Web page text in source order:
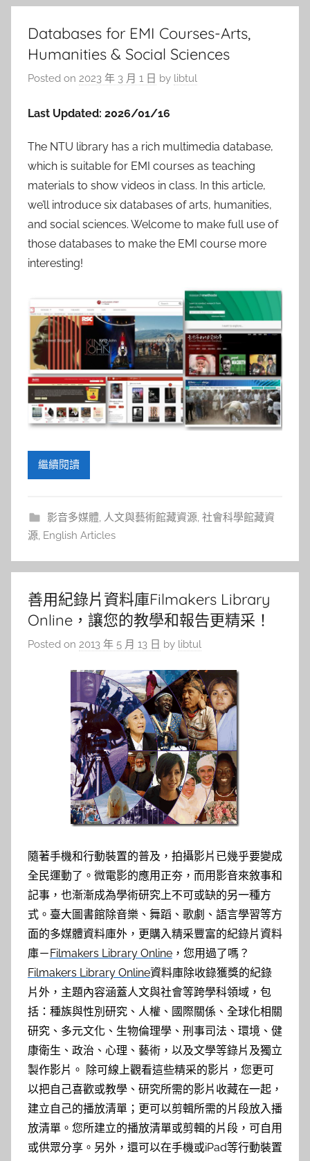
Databases for EMI Courses-Arts,
Humanities & Social Sciences
Posted on 2023 年 3 月 1 日 by libtul
Last Updated: 2026/01/16
The NTU library has a rich multimedia database,
which is suitable for EMI courses as teaching
materials to show videos in class. In this article,
we’ll introduce six databases of arts, humanities,
and social sciences. Welcome to make full use of
those databases to make the EMI course more
interesting!
繼續閱讀
影音多媒體, 人文與藝術館藏資源, 社會科學館藏資
源, English Articles
善用紀錄片資料庫Filmakers Library
Online，讓您的教學和報告更精采！
Posted on 2013 年 5 月 13 日 by libtul
隨著手機和行動裝置的普及，拍攝影片已幾乎要變成
全民運動了。微電影的應用正夯，而用影音來敘事和
記事，也漸漸成為學術研究上不可或缺的另一種方
式。臺大圖書館除音樂、舞蹈、歌劇、語言學習等方
面的多媒體資料庫外，更購入精采豐富的紀錄片資料
庫－Filmakers Library Online ，您用過了嗎？
Filmakers Library Online資料庫除收錄獲獎的紀錄
片外，主題內容涵蓋人文與社會等跨學科領域，包
括：種族與性別研究、人權、國際關係、全球化相關
研究、多元文化、生物倫理學、刑事司法、環境、健
康衛生、政治、心理、藝術，以及文學等錄片及獨立
製作影片。 除可線上觀看這些精采的影片，您更可
以把自己喜歡或教學、研究所需的影片收藏在一起，
建立自己的播放清單；更可以剪輯所需的片段放入播
放清單。您所建立的播放清單或剪輯的片段，可自用
或供眾分享。另外，還可以在手機或iPad等行動裝置